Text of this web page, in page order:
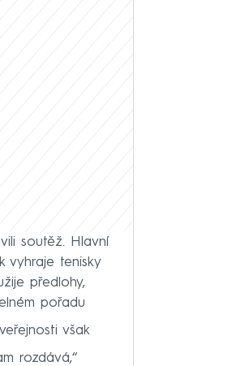
soutěž. Hlavní
vyhraje tenisky
předlohy,
pořadu
však
rozdává,“